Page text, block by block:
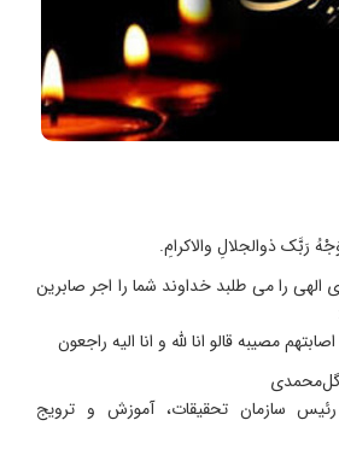
رَبَّک ذوالجلالِ والاکرامِ.
را می طلبد خداوند شما را اجر صابرین
مصیبه قالو انا لله و انا الیه راجعون
گل‌محمدی
سازمان تحقیقات، آموزش و ترویج